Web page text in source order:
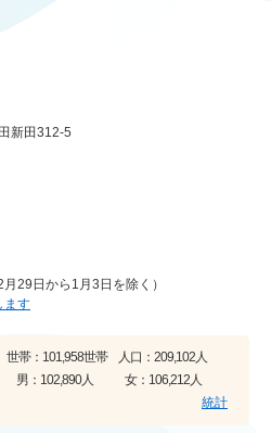
新田312-5
29日から1月3日を除く）
ます
世帯： 101,958世帯 人口： 209,102人
男： 102,890人 女： 106,212人
統計